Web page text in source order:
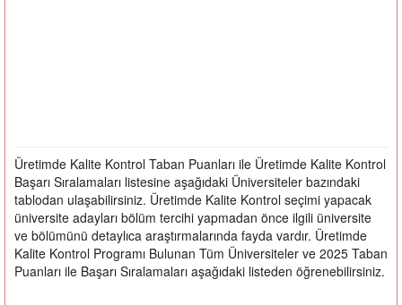
Üretimde Kalite Kontrol Taban Puanları ile Üretimde Kalite Kontrol
Başarı Sıralamaları listesine aşağıdaki Üniversiteler bazındaki
tablodan ulaşabilirsiniz. Üretimde Kalite Kontrol seçimi yapacak
üniversite adayları bölüm tercihi yapmadan önce ilgili üniversite
ve bölümünü detaylıca araştırmalarında fayda vardır. Üretimde
Kalite Kontrol Programı Bulunan Tüm Üniversiteler ve 2025 Taban
Puanları ile Başarı Sıralamaları aşağıdaki listeden öğrenebilirsiniz.